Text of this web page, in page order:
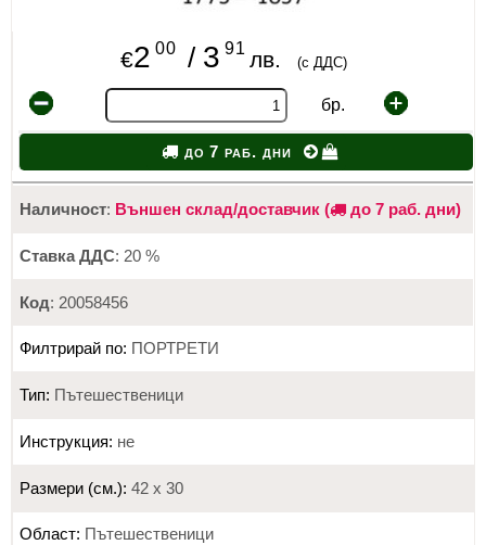
€2 00 / 3 91 лв. (с ДДС)
бр.
до 7 раб. дни
Наличност: Външен склад/доставчик ( до 7 раб. дни)
Ставка ДДС: 20 %
Код: 20058456
Филтрирай по: ПОРТРЕТИ
Тип: Пътешественици
Инструкция: не
Размери (см.): 42 х 30
Област: Пътешественици